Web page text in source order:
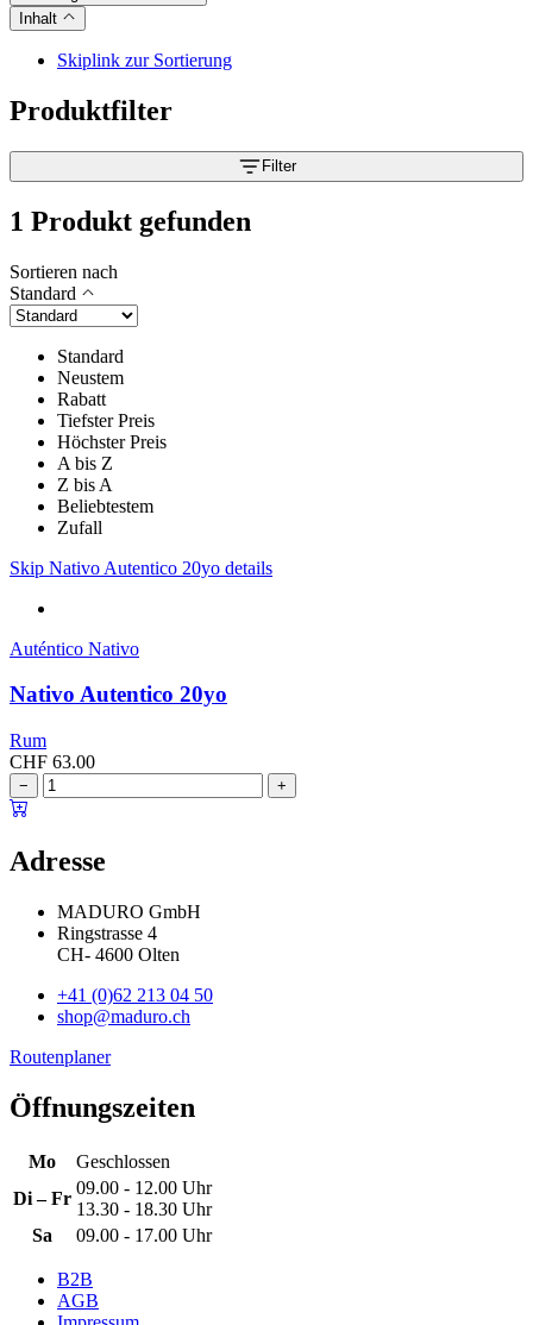
Inhalt
Skiplink zur Sortierung
Produktfilter
Filter
1 Produkt gefunden
Sortieren nach
Standard
Standard
Neustem
Rabatt
Tiefster Preis
Höchster Preis
A bis Z
Z bis A
Beliebtestem
Zufall
Skip Nativo Autentico 20yo details
Auténtico Nativo
Nativo Autentico 20yo
Rum
CHF 63.00
− +
Adresse
MADURO GmbH
Ringstrasse 4
CH- 4600 Olten
+41 (0)62 213 04 50
shop@maduro.ch
Routenplaner
Öffnungszeiten
Mo
Geschlossen
Di – Fr
09.00 - 12.00 Uhr
13.30 - 18.30 Uhr
Sa
09.00 - 17.00 Uhr
B2B
AGB